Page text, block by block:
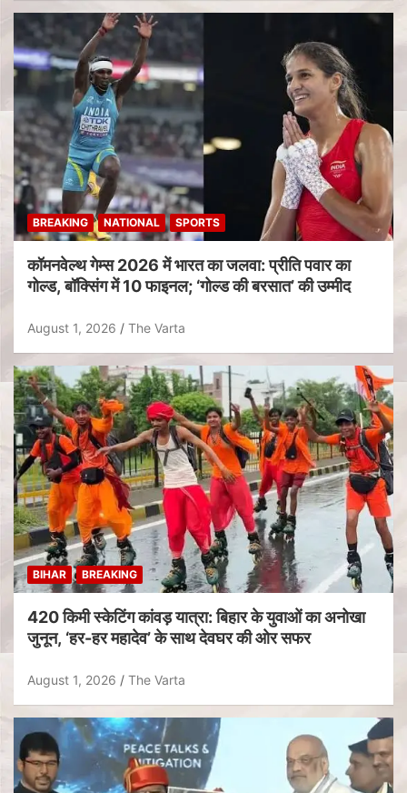
BREAKING NATIONAL SPORTS
कॉमनवेल्थ गेम्स 2026 में भारत का जलवा: प्रीति पवार का
गोल्ड, बॉक्सिंग में 10 फाइनल; ‘गोल्ड की बरसात’ की उम्मीद
August 1, 2026 The Varta
BIHAR BREAKING
420 किमी स्केटिंग कांवड़ यात्रा: बिहार के युवाओं का अनोखा
जुनून, ‘हर-हर महादेव’ के साथ देवघर की ओर सफर
August 1, 2026 The Varta